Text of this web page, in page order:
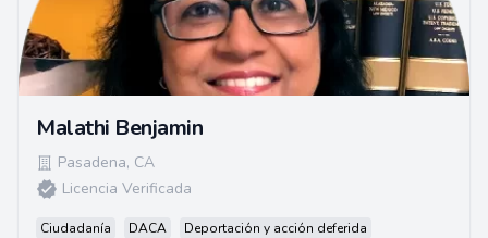
Malathi Benjamin
Pasadena, CA
Licencia Verificada
Ciudadanía DACA
Deportación y acción deferida